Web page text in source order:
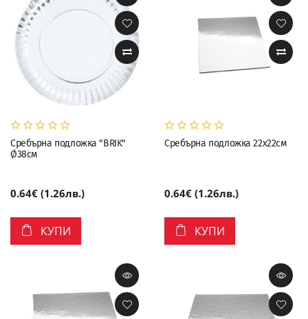
Сребърна подложка "BRIK"
Ø38см
0.64€ (1.26лв.)
КУПИ
Сребърна подложка 22х22см
0.64€ (1.26лв.)
КУПИ